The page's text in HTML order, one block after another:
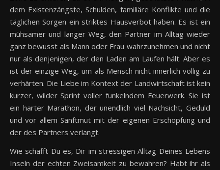
dem Existenzängste, Schulden, familiäre Konflikte und die
täglichen Sorgen ein striktes Hausverbot haben. Es ist ein
mühsamer und langer Weg, den Partner im Alltag wieder
ganz bewusst als Mann oder Frau wahrzunehmen und nicht
nur als denjenigen, der den Laden am Laufen hält. Aber es
ist der einzige Weg, um als Mensch nicht innerlich völlig zu
verhärten. Die Liebe im Kontext der Landwirtschaft ist kein
kurzer, wilder Sprint voller funkelndem Feuerwerk. Sie ist
ein harter Marathon, der unendlich viel Nachsicht, Geduld
und vor allem Sanftmut mit der eigenen Erschöpfung und
der des Partners verlangt.
Wie schafft Du es, Dir im stressigen Alltag Deines Lebens
Inseln der echten Zweisamkeit zu bewahren? Habt ihr als